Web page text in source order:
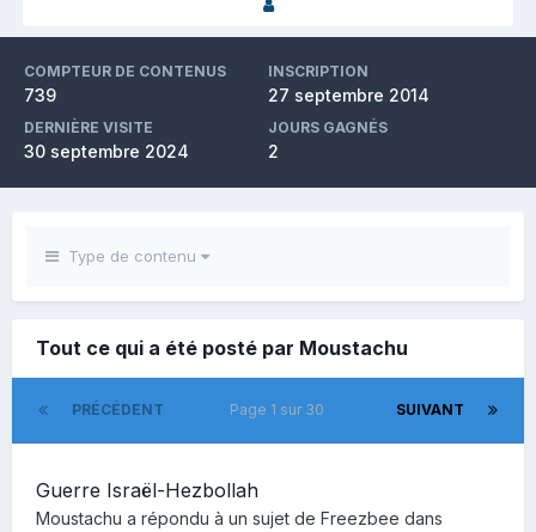
COMPTEUR DE CONTENUS
739
INSCRIPTION
27 septembre 2014
DERNIÈRE VISITE
30 septembre 2024
JOURS GAGNÉS
2
Type de contenu
Tout ce qui a été posté par Moustachu
PRÉCÉDENT SUIVANT
Page 1 sur 30
Guerre Israël-Hezbollah
Moustachu a répondu à un sujet de Freezbee dans